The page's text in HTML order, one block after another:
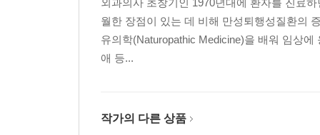
디스크탈출증과 척추관협착증 치유와 사례
속이 아름다워지면 겉도 아름다워진다
아름다운 피부의 비밀
탈 문명의 삶이 필요한 이유
비염의 원인 치유
월한 장점이 있는 데 비해 만성퇴행성질환의
유의학(Naturopathic Medicine)을 배워 임상
애 등...
작가의 다른 상품